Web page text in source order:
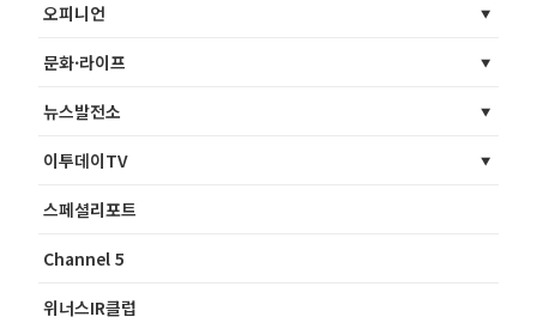
오피니언
문화·라이프
뉴스발전소
이투데이TV
스페셜리포트
Channel 5
위너스IR클럽